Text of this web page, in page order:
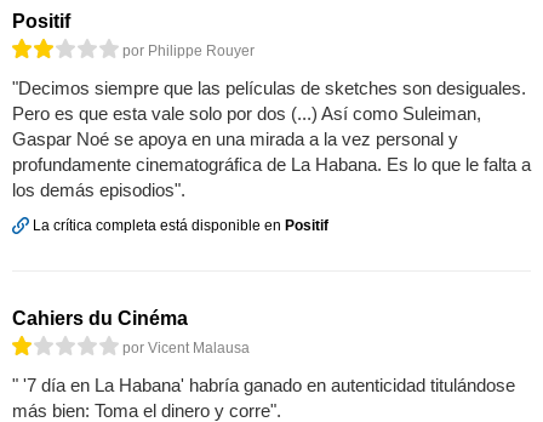
Positif
por Philippe Rouyer
"Decimos siempre que las películas de sketches son desiguales.
Pero es que esta vale solo por dos (...) Así como Suleiman,
Gaspar Noé se apoya en una mirada a la vez personal y
profundamente cinematográfica de La Habana. Es lo que le falta a
los demás episodios".
La crítica completa está disponible en Positif
Cahiers du Cinéma
por Vicent Malausa
" '7 día en La Habana' habría ganado en autenticidad titulándose
más bien: Toma el dinero y corre".